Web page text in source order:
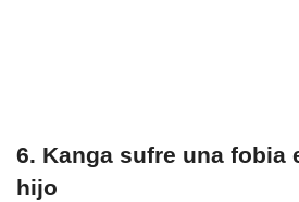
6. Kanga sufre una fobia
hijo